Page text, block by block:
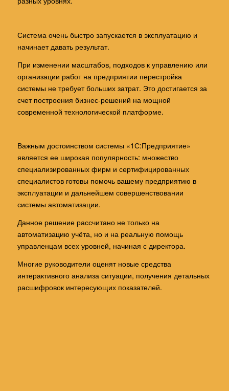
Система очень быстро запускается в эксплуатацию и
начинает давать результат.
При изменении масштабов, подходов к управлению или
организации работ на предприятии перестройка
системы не требует больших затрат. Это достигается за
счет построения бизнес-решений на мощной
современной технологической платформе.
Важным достоинством системы «1С:Предприятие»
является ее широкая популярность: множество
специализированных фирм и сертифицированных
специалистов готовы помочь вашему предприятию в
эксплуатации и дальнейшем совершенствовании
системы автоматизации.
Данное решение рассчитано не только на
автоматизацию учёта, но и на реальную помощь
управленцам всех уровней, начиная с директора.
Многие руководители оценят новые средства
интерактивного анализа ситуации, получения детальных
расшифровок интересующих показателей.